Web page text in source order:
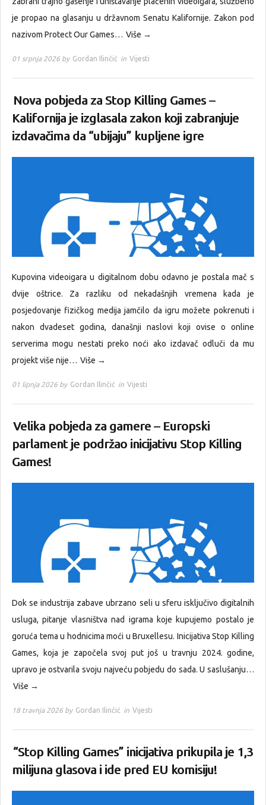
je propao na glasanju u državnom Senatu Kalifornije. Zakon pod
nazivom Protect Our Games… Više →
01 srpnja 2026 by Gordan Ilinčić in Vijesti
Nova pobjeda za Stop Killing Games –
Kalifornija je izglasala zakon koji zabranjuje
izdavačima da “ubijaju” kupljene igre
Kupovina videoigara u digitalnom dobu odavno je postala mač s
dvije oštrice. Za razliku od nekadašnjih vremena kada je
posjedovanje fizičkog medija jamčilo da igru možete pokrenuti i
nakon dvadeset godina, današnji naslovi koji ovise o online
serverima mogu nestati preko noći ako izdavač odluči da mu
projekt više nije… Više →
01 lipnja 2026 by Gordan Ilinčić in Vijesti
Velika pobjeda za gamere – Europski
parlament je podržao inicijativu Stop Killing
Games!
Dok se industrija zabave ubrzano seli u sferu isključivo digitalnih
usluga, pitanje vlasništva nad igrama koje kupujemo postalo je
goruća tema u hodnicima moći u Bruxellesu. Inicijativa Stop Killing
Games, koja je započela svoj put još u travnju 2024. godine,
upravo je ostvarila svoju najveću pobjedu do sada. U saslušanju…
Više →
18 travnja 2026 by Gordan Ilinčić in Vijesti
“Stop Killing Games” inicijativa prikupila je 1,3
milijuna glasova i ide pred EU komisiju!